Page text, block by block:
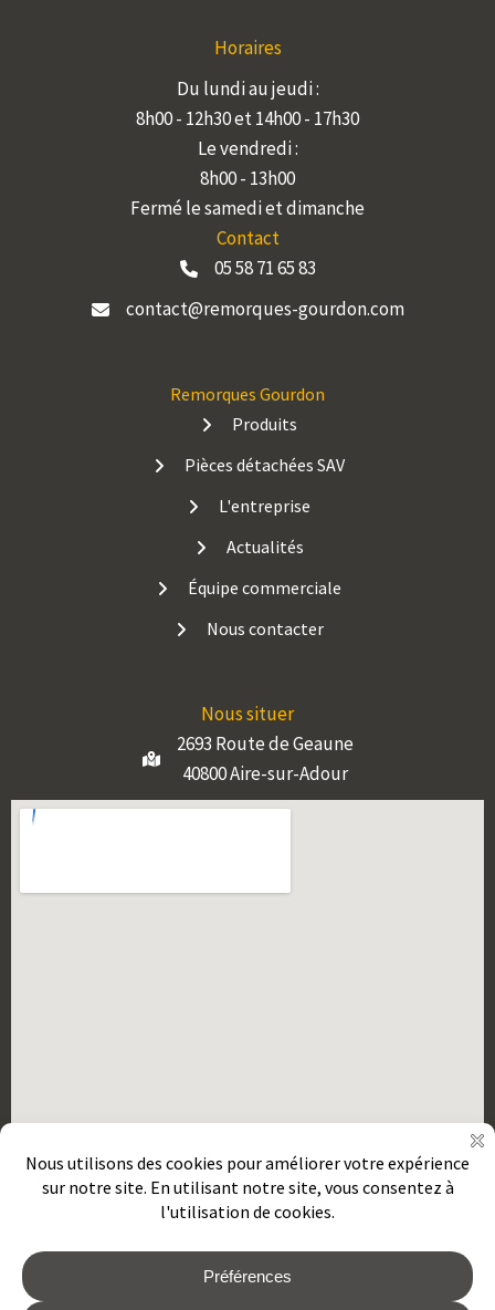
Horaires
Du lundi au jeudi :
8h00 - 12h30 et 14h00 - 17h30
Le vendredi :
8h00 - 13h00
Fermé le samedi et dimanche
Contact
05 58 71 65 83
contact@remorques-gourdon.com
Remorques Gourdon
Produits
Pièces détachées SAV
L'entreprise
Actualités
Équipe commerciale
Nous contacter
Nous situer
2693 Route de Geaune
40800 Aire-sur-Adour
Mentions Légales